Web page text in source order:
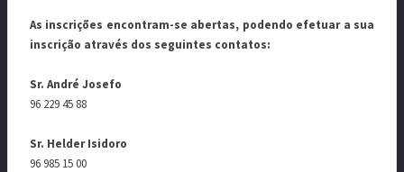
As inscrições encontram-se abertas, podendo efetuar a sua
inscrição através dos seguintes contatos:
Sr. André Josefo
96 229 45 88
Sr. Helder Isidoro
96 985 15 00